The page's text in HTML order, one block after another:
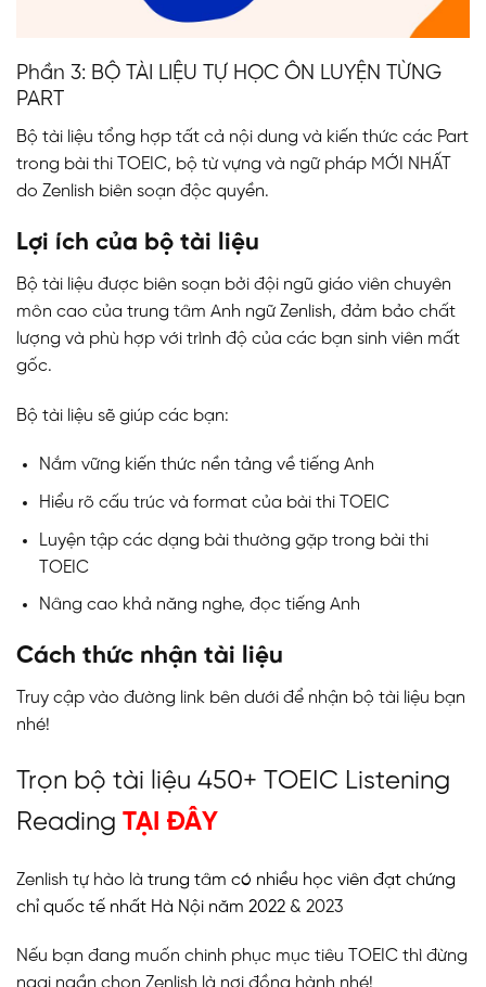
Phần 3: BỘ TÀI LIỆU TỰ HỌC ÔN LUYỆN TỪNG
PART
Bộ tài liệu tổng hợp tất cả nội dung và kiến thức các Part
trong bài thi TOEIC, bộ từ vựng và ngữ pháp MỚI NHẤT
do Zenlish biên soạn độc quyền.
Lợi ích của bộ tài liệu
Bộ tài liệu được biên soạn bởi đội ngũ giáo viên chuyên
môn cao của trung tâm Anh ngữ Zenlish, đảm bảo chất
lượng và phù hợp với trình độ của các bạn sinh viên mất
gốc.
Bộ tài liệu sẽ giúp các bạn:
Nắm vững kiến thức nền tảng về tiếng Anh
Hiểu rõ cấu trúc và format của bài thi TOEIC
Luyện tập các dạng bài thường gặp trong bài thi
TOEIC
Nâng cao khả năng nghe, đọc tiếng Anh
Cách thức nhận tài liệu
Truy cập vào đường link bên dưới để nhận bộ tài liệu bạn
nhé!
Trọn bộ tài liệu 450+ TOEIC Listening
Reading TẠI ĐÂY
Zenlish tự hào là trung tâm có nhiều học viên đạt chứng
chỉ quốc tế nhất Hà Nội năm 2022 & 2023
Nếu bạn đang muốn chinh phục mục tiêu TOEIC thì đừng